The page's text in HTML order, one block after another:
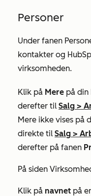
Personer
Under fanen
kontakter og
virksomheden.
Klik på Mere på
derefter til Salg >
Mere ikke vises på
direkte til Salg >
derefter på fanen
På siden
Klik på navnet på